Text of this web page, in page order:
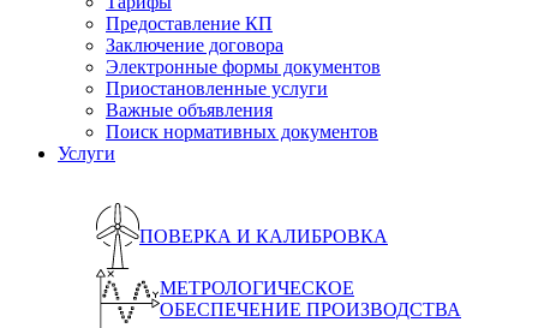
Предоставление КП
Заключение договора
Электронные формы документов
Приостановленные услуги
Важные объявления
Поиск нормативных документов
Услуги
ПОВЕРКА И КАЛИБРОВКА
МЕТРОЛОГИЧЕСКОЕ
ОБЕСПЕЧЕНИЕ ПРОИЗВОДСТВА